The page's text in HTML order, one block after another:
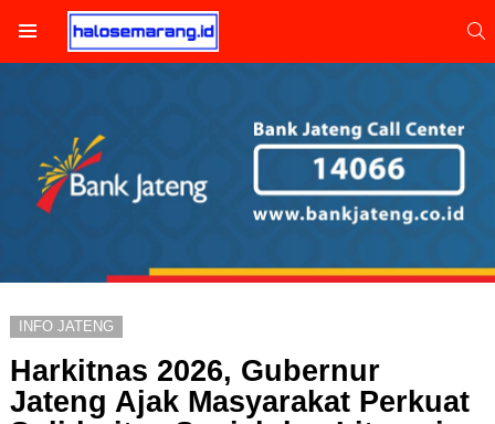
INFO JATENG
Harkitnas 2026, Gubernur
Jateng Ajak Masyarakat Perkuat